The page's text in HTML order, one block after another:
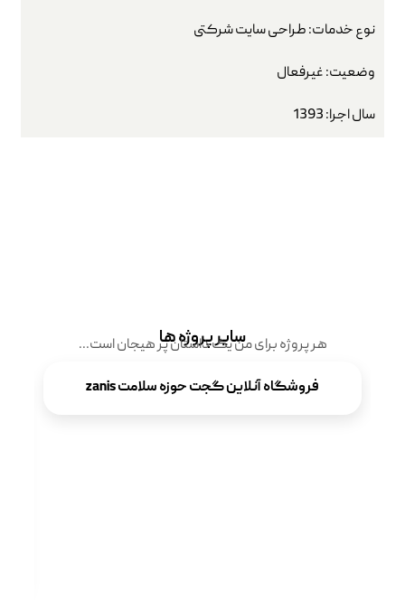
نوع خدمات: طراحی سایت شرکتی
وضعیت: غیرفعال
سال اجرا: 1393
سایر پروژه ها
هر پروژه برای من یک داستان پر هیجان است...
فروشگاه آنلاین گجت حوزه سلامت zanis